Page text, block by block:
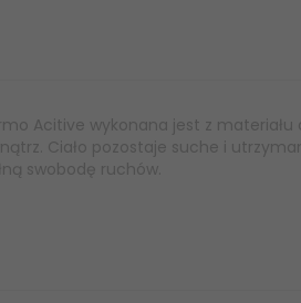
Acitive wykonana jest z
Ciało pozostaje suche i
swobodę ruchów.